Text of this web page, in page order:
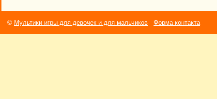
© Мультики игры для девочек и для мальчиков Форма контакта